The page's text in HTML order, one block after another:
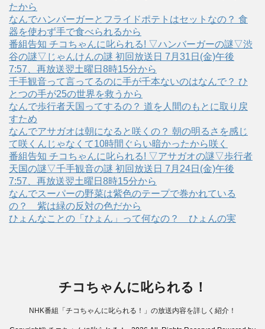
たから
なんでハンバーガーとフライドポテトはセットなの？ 食
器を使わず手で食べられるから
番組告知 チコちゃんに叱られる! ▽ハンバーガーの謎▽渋
谷の謎▽じゃんけんの謎 初回放送日 7月31日(金)午後
7:57、再放送翌土曜日8時15分から
千手観音って言ってるのに手が千本ないのはなんで？ ひ
とつの手が25の世界を救うから
なんで歩行者天国ってするの？ 道を人間のもとに取り戻
すため
なんでアサガオは朝になると咲くの？ 朝の明るさを感じ
て咲くんじゃなくて10時間ぐらい暗かったから咲く
番組告知 チコちゃんに叱られる! ▽アサガオの謎▽歩行者
天国の謎▽千手観音の謎 初回放送日 7月24日(金)午後
7:57、再放送翌土曜日8時15分から
なんでスーパーの野菜は紫色のテープで巻かれている
の？ 紫は緑の反対の色だから
ひょんなことの「ひょん」って何なの？ ひょんの実
チコちゃんに叱られる！
NHK番組「チコちゃんに叱られる！」の放送内容を詳しく紹介！